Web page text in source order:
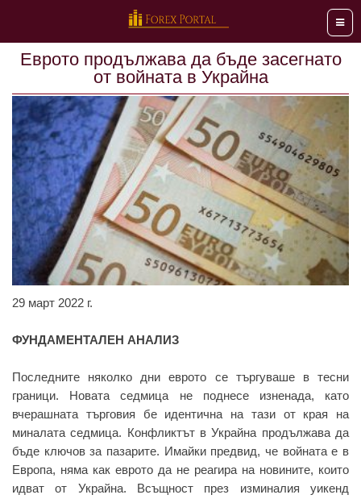
Меню
Еврото продължава да бъде засегнато
от войната в Украйна
29 март 2022 г.
ФУНДАМЕНТАЛЕН АНАЛИЗ
Последните няколко дни еврото се търгуваше в тесни
граници. Новата седмица не поднесе изненада, като
вчерашната търговия бе идентична на тази от края на
миналата седмица. Конфликтът в Украйна продължава да
бъде ключов за пазарите. Имайки предвид, че войната е в
Европа, няма как еврото да не реагира на новините, които
идват от Украйна. Всъщност през изминалия уикенд